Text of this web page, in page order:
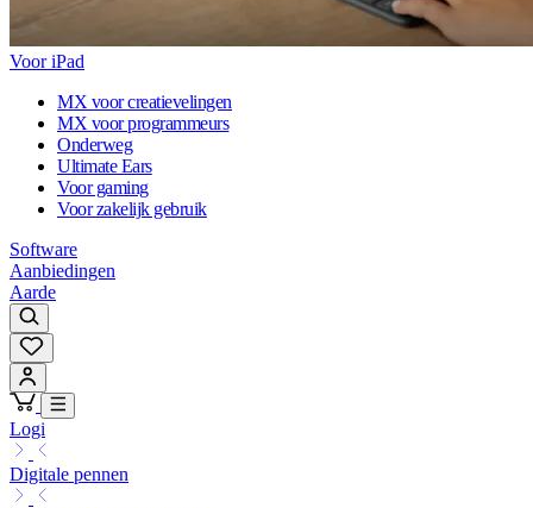
Voor iPad
MX voor creatievelingen
MX voor programmeurs
Onderweg
Ultimate Ears
Voor gaming
Voor zakelijk gebruik
Software
Aanbiedingen
Aarde
Logi
Digitale pennen